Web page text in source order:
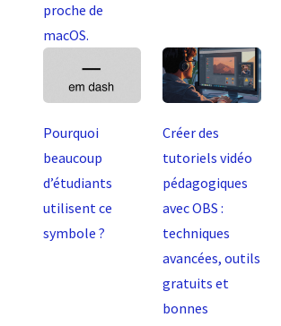
proche de
macOS.
Pourquoi
beaucoup
d’étudiants
utilisent ce
symbole ?
Créer des
tutoriels vidéo
pédagogiques
avec OBS :
techniques
avancées, outils
gratuits et
bonnes